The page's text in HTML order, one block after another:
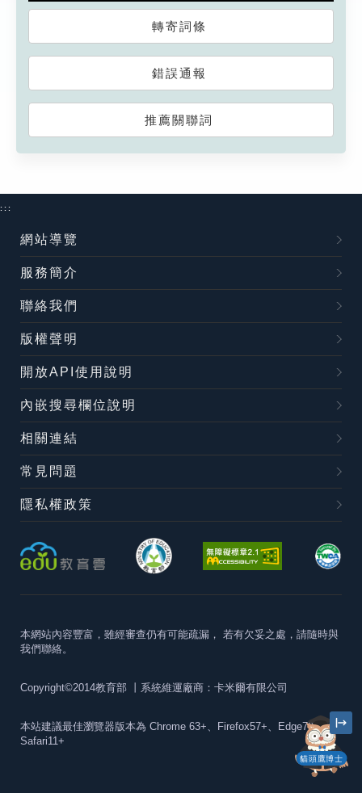
轉寄詞條
錯誤通報
推薦關聯詞
貓頭鷹博士
:::
網站導覽
服務簡介
聯絡我們
版權聲明
開放API使用說明
內嵌搜尋欄位說明
相關連結
常見問題
隱私權政策
本網站內容豐富，雖經審查仍有可能疏漏， 若有欠妥之處，請隨時與
我們聯絡。
Copyright©2014教育部 丨系統維運廠商：卡米爾有限公司
本站建議最佳瀏覽器版本為 Chrome 63+、Firefox57+、Edge79+及
Safari11+